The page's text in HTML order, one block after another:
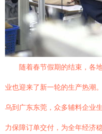
随着春节假期的结束，各
业也迎来了新一轮的生产热潮
乌到广东东莞，众多辅料企业
力保障订单交付，为全年经济